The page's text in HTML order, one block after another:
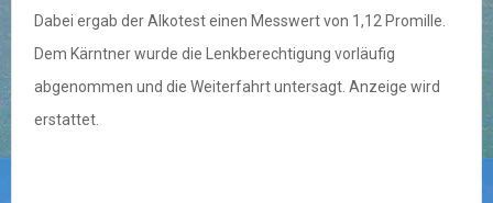
Dabei ergab der Alkotest einen Messwert von 1,12 Promille.
Dem Kärntner wurde die Lenkberechtigung vorläufig
abgenommen und die Weiterfahrt untersagt. Anzeige wird
erstattet.